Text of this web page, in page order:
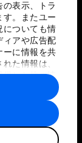
表示、トラ
す。またユー
についても情
ィアや広告配
ーに情報を共
た情報は、
供した他の情
使用した際
され、各パー
がありま